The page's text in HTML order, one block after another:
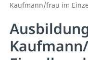
Kaufmann/frau im